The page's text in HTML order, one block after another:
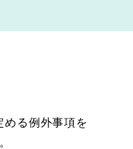
める例外事項を